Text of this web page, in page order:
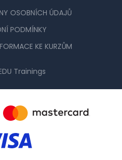
OSOBNÍCH ÚDAJŮ
PODMÍNKY
KE KURZŮM
Trainings